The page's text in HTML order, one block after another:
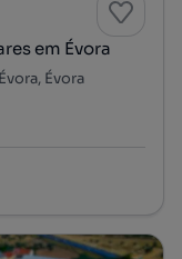
em Évora
Évora